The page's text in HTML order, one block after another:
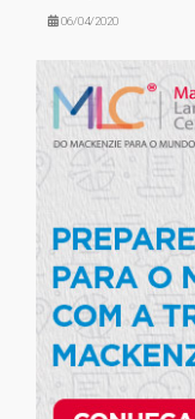
06/04/2020